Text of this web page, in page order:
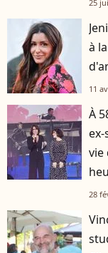
25
à
11
À
vie
28